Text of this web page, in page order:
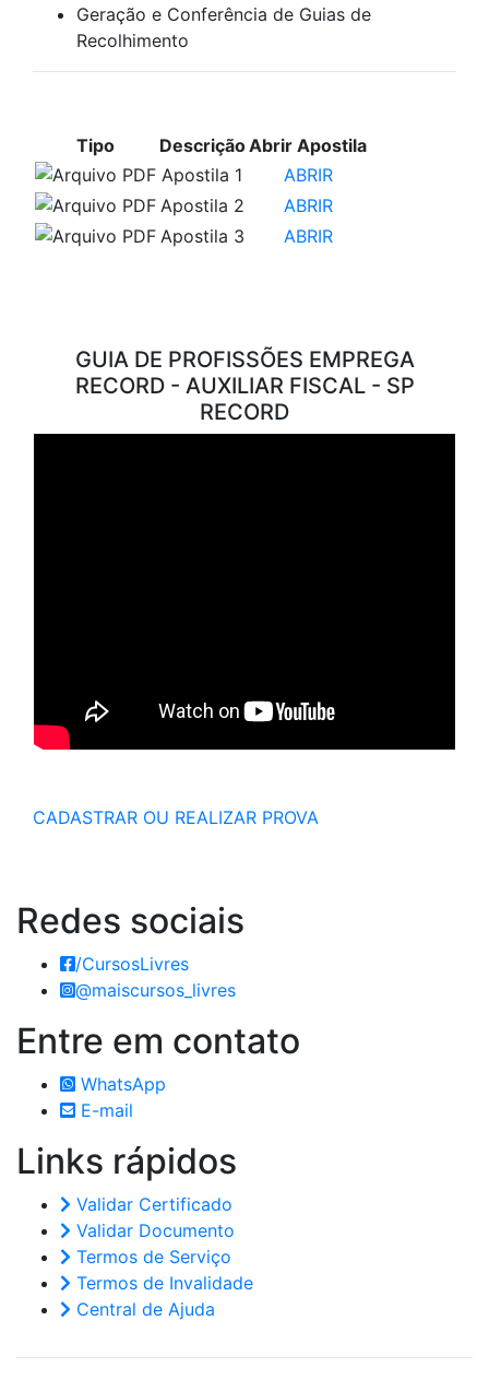
Geração e Conferência de Guias de
Recolhimento
Tipo DescriçãoAbrir Apostila
Apostila 1
ABRIR
Apostila 2
ABRIR
Apostila 3
ABRIR
GUIA DE PROFISSÕES EMPREGA
RECORD - AUXILIAR FISCAL - SP
RECORD
CADASTRAR OU REALIZAR PROVA
Redes sociais
/CursosLivres
@maiscursos_livres
Entre em contato
WhatsApp
E-mail
Links rápidos
Validar Certificado
Validar Documento
Termos de Serviço
Termos de Invalidade
Central de Ajuda